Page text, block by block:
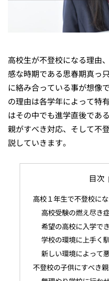
高校生が不登校になる理由
感な時期である思春期真っ
に絡み合っている事が想像
の理由は各学年によって特
はその中でも進学直後であ
親がすべき対応、そして不
説していきます。
目次
高校１年生で不登校に
高校受験の燃え尽き
希望の高校に入学で
学校の環境に上手く
新しい環境によって
不登校の子供にすべき